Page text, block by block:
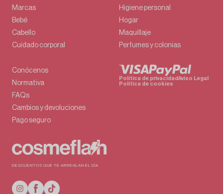
DESCUENTOS QUE TE ARREGLAN EL DÍA
Conócenos
Normativa
FAQs
Cambios y devoluciones
Pago seguro
Marcas
Bebé
Cabello
Cuidado corporal
Higiene personal
Hogar
Maquillaje
Perfumes y colonias
Política de privacidadAviso Legal
Política de cookies